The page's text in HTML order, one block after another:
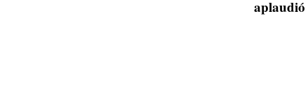
aplaudió